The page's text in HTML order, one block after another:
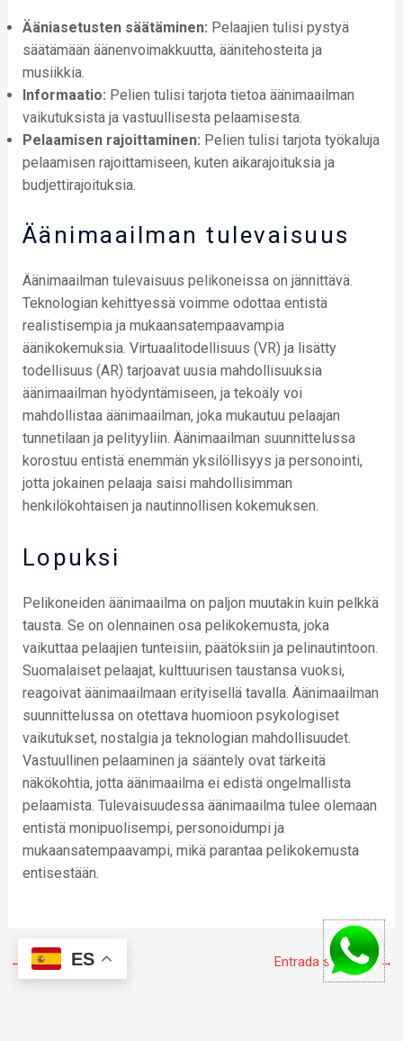
Ääniasetusten säätäminen: Pelaajien tulisi pystyä
säätämään äänenvoimakkuutta, äänitehosteita ja
musiikkia.
Informaatio: Pelien tulisi tarjota tietoa äänimaailman
vaikutuksista ja vastuullisesta pelaamisesta.
Pelaamisen rajoittaminen: Pelien tulisi tarjota työkaluja
pelaamisen rajoittamiseen, kuten aikarajoituksia ja
budjettirajoituksia.
Äänimaailman tulevaisuus
Äänimaailman tulevaisuus pelikoneissa on jännittävä.
Teknologian kehittyessä voimme odottaa entistä
realistisempia ja mukaansatempaavampia
äänikokemuksia. Virtuaalitodellisuus (VR) ja lisätty
todellisuus (AR) tarjoavat uusia mahdollisuuksia
äänimaailman hyödyntämiseen, ja tekoäly voi
mahdollistaa äänimaailman, joka mukautuu pelaajan
tunnetilaan ja pelityyliin. Äänimaailman suunnittelussa
korostuu entistä enemmän yksilöllisyys ja personointi,
jotta jokainen pelaaja saisi mahdollisimman
henkilökohtaisen ja nautinnollisen kokemuksen.
Lopuksi
Pelikoneiden äänimaailma on paljon muutakin kuin pelkkä
tausta. Se on olennainen osa pelikokemusta, joka
vaikuttaa pelaajien tunteisiin, päätöksiin ja pelinautintoon.
Suomalaiset pelaajat, kulttuurisen taustansa vuoksi,
reagoivat äänimaailmaan erityisellä tavalla. Äänimaailman
suunnittelussa on otettava huomioon psykologiset
vaikutukset, nostalgia ja teknologian mahdollisuudet.
Vastuullinen pelaaminen ja sääntely ovat tärkeitä
näkökohtia, jotta äänimaailma ei edistä ongelmallista
pelaamista. Tulevaisuudessa äänimaailma tulee olemaan
entistä monipuolisempi, personoidumpi ja
mukaansatempaavampi, mikä parantaa pelikokemusta
entisestään.
← Entrada anterior Entrada siguiente→
ES